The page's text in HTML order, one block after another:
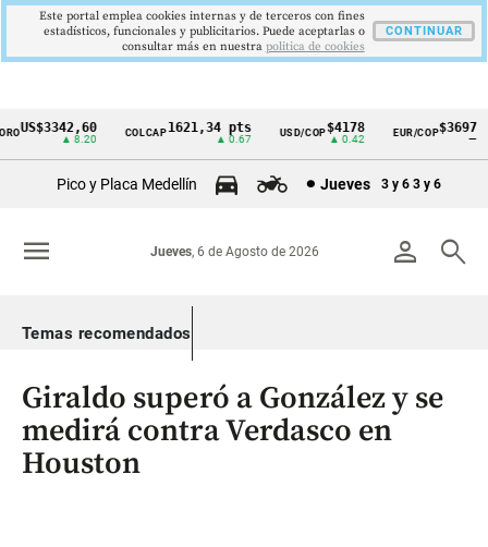
Cintillo
Colombia
US$3342,60
▲ 8.20
COLCAP1621,34 pts
▲ 0.67
USD/COP$4178
▲ 0.42
EUR/COP$3697
Pico y Placa Medellín Jueves 3 y 6 3 y 6
person search
Jueves, 6 de Agosto de 2026
menu
Temas recomendados
Giraldo superó a González y se
medirá contra Verdasco en
Houston
Este portal emplea cookies internas y de terceros con fines
estadísticos, funcionales y publicitarios. Puede aceptarlas o
consultar más en nuestra politica de cookies
CONTINUAR